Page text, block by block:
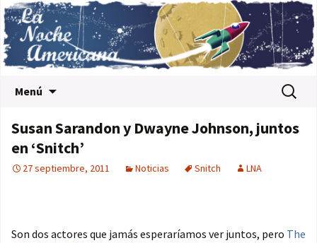
Menú Buscar:
Susan Sarandon y Dwayne Johnson, juntos
en ‘Snitch’
27 septiembre, 2011 Noticias Snitch LNA
Son dos actores que jamás esperaríamos ver juntos, pero The